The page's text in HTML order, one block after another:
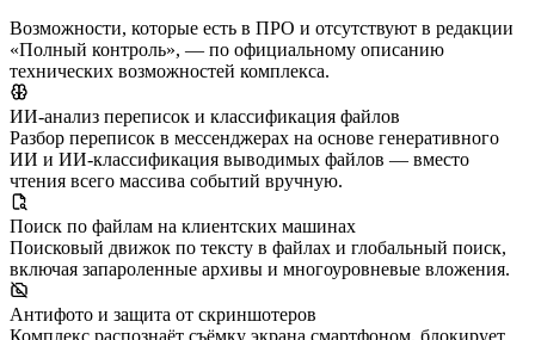
Возможности, которые есть в ПРО и отсутствуют в редакции
«Полный контроль», — по официальному описанию
технических возможностей комплекса.
ИИ-анализ переписок и классификация файлов
Разбор переписок в мессенджерах на основе генеративного
ИИ и ИИ-классификация выводимых файлов — вместо
чтения всего массива событий вручную.
Поиск по файлам на клиентских машинах
Поисковый движок по тексту в файлах и глобальный поиск,
включая запароленные архивы и многоуровневые вложения.
Антифото и защита от скриншотеров
Комплекс распознаёт съёмку экрана смартфоном, блокирует